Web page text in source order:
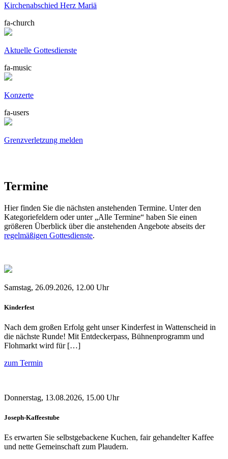
Kirchenabschied Herz Mariä
fa-church
Aktuelle Gottes­dienste
fa-music
Konzerte
fa-users
Grenzverletzung melden
Termine
Hier finden Sie die nächsten anstehenden Termine. Unter den
Kategoriefeldern oder unter „Alle Termine“ haben Sie einen
größeren Überblick über die anstehenden Angebote abseits der
regelmäßigen Gottesdienste.
Samstag, 26.09.2026, 12.00 Uhr
Kinderfest
Nach dem großen Erfolg geht unser Kinderfest in Wattenscheid in
die nächste Runde! Mit Entdeckerpass, Bühnenprogramm und
Flohmarkt wird für […]
zum Termin
Donnerstag, 13.08.2026, 15.00 Uhr
Joseph-Kaffeestube
Es erwarten Sie selbstgebackene Kuchen, fair gehandelter Kaffee
und nette Gemeinschaft zum Plaudern.